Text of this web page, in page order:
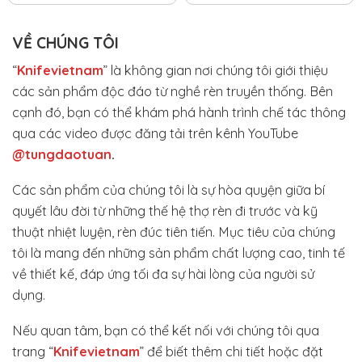
VỀ CHÚNG TÔI
“Knifevietnam” là không gian nơi chúng tôi giới thiệu
các sản phẩm độc đáo từ nghề rèn truyền thống. Bên
cạnh đó, bạn có thể khám phá hành trình chế tác thông
qua các video được đăng tải trên kênh YouTube
@tungdaotuan.
Các sản phẩm của chúng tôi là sự hòa quyện giữa bí
quyết lâu đời từ những thế hệ thợ rèn đi trước và kỹ
thuật nhiệt luyện, rèn đúc tiên tiến. Mục tiêu của chúng
tôi là mang đến những sản phẩm chất lượng cao, tinh tế
về thiết kế, đáp ứng tối đa sự hài lòng của người sử
dụng.
Nếu quan tâm, bạn có thể kết nối với chúng tôi qua
trang “Knifevietnam” để biết thêm chi tiết hoặc đặt